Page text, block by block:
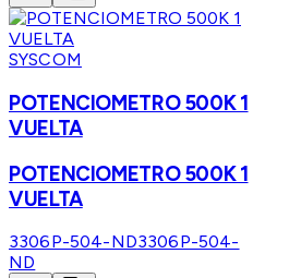
SYSCOM
POTENCIOMETRO 500K 1
VUELTA
POTENCIOMETRO 500K 1
VUELTA
3306P-504-ND3306P-504-
ND